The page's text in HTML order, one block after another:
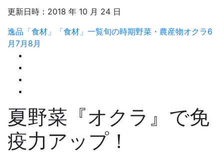
更新日時： 2018 年 10 月 24 日
逸品「食材」
「食材」一覧旬の時期野菜・農産物オクラ6
月7月 8月
夏野菜『オクラ』で免
疫力アップ！